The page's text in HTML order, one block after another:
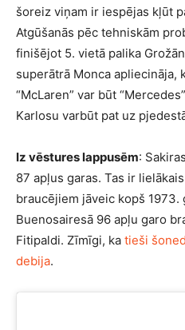
šoreiz viņam ir iespējas kļūt
Atgūšanās pēc tehniskām
finišējot 5. vietā palika
superātrā Monca apliecināja,
“McLaren” var būt
Karlosu varbūt pat uz
Iz vēstures lappusēm:
87 apļus garas. Tas ir
braucējiem jāveic kopš 1973.
Buenosairesā 96 apļu garo
Fitipaldi. Zīmīgi, ka tieši
debija.